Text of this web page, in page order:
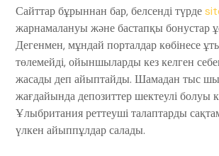
Сайттар бұрыннан бар, белсенді түрде
жарнамалануы және бастапқы бонустар
Дегенмен, мұндай порталдар көбінесе
төлемейді, ойыншыларды кез келген
жасады деп айыптайды. Шамадан тыс
жағдайында депозиттер шектеулі болуы
Ұлыбритания реттеуші талаптарды
үлкен айыппұлдар салады.